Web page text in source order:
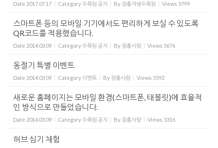
Date 2017.07.17 Category수목원 공지 By 장흥자생수목원 Views 5799
스마트폰 등의 모바일 기기에서도 편리하게 보실 수 있도록
QR코드를 적용했습니다.
Date 2014.03.09 Category수목원 공지 By 장흥사랑 Views 5676
동절기 특별 이벤트
Date 2014.03.09 Category 이벤트 By 장흥사랑 Views 5592
새로운 홈페이지는 모바일 환경(스마트폰, 태블릿)에 효율적
인 방식으로 만들었습니다.
Date 2014.03.09 Category수목원 공지 By 장흥사랑 Views 5316
허브 심기 체험